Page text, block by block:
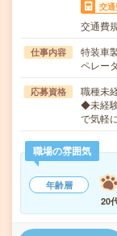
交
交通費
仕事内容
特装車
ペレー
応募資格
職種未
◆未経
で気軽
職場の雰囲気
年齢層
20